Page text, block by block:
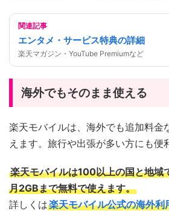
関連記事
エンタメ・サービス特典の詳細
楽天マガジン・YouTube Premiumなど
海外でもそのまま使える
楽天モバイルは、海外でも追加料金
えます。旅行や出張が多い方にも便
楽天モバイルは100以上の国と地域
月2GBまで無料で使えます。
詳しくは楽天モバイル公式の海外利